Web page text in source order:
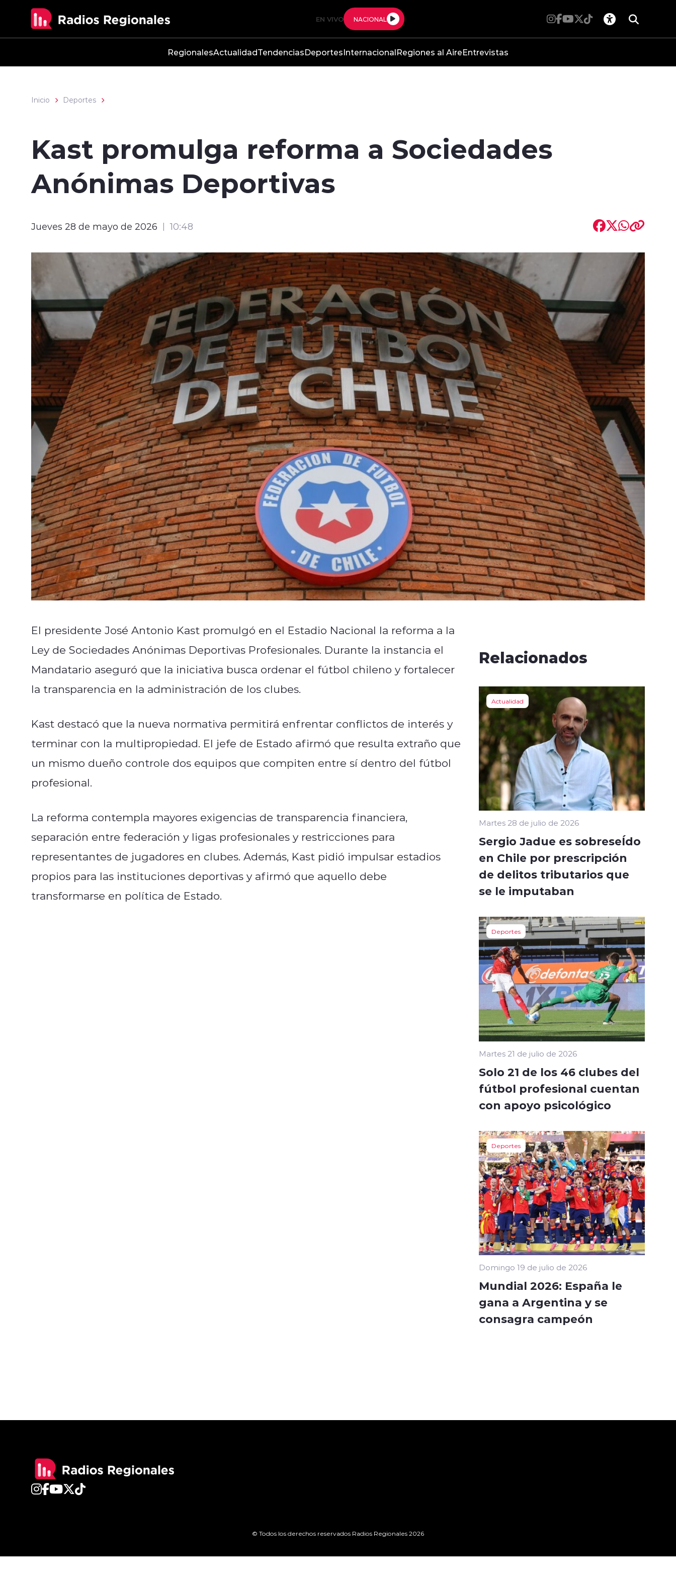
EN VIVO NACIONAL
RegionalesActualidadTendenciasDeportesInternacionalRegiones al AireEntrevistas
Inicio Deportes
Kast promulga reforma a Sociedades
Anónimas Deportivas
Jueves 28 de mayo de 2026 10:48
El presidente José Antonio Kast promulgó en el Estadio Nacional la reforma a la
Ley de Sociedades Anónimas Deportivas Profesionales. Durante la instancia el
Mandatario aseguró que la iniciativa busca ordenar el fútbol chileno y fortalecer
la transparencia en la administración de los clubes.
Kast destacó que la nueva normativa permitirá enfrentar conflictos de interés y
terminar con la multipropiedad. El jefe de Estado afirmó que resulta extraño que
un mismo dueño controle dos equipos que compiten entre sí dentro del fútbol
profesional.
La reforma contempla mayores exigencias de transparencia financiera,
separación entre federación y ligas profesionales y restricciones para
representantes de jugadores en clubes. Además, Kast pidió impulsar estadios
propios para las instituciones deportivas y afirmó que aquello debe
transformarse en política de Estado.
Relacionados
Actualidad
Martes 28 de julio de 2026
Sergio Jadue es sobreseÍdo
en Chile por prescripción
de delitos tributarios que
se le imputaban
Deportes
Martes 21 de julio de 2026
Solo 21 de los 46 clubes del
fútbol profesional cuentan
con apoyo psicológico
Deportes
Domingo 19 de julio de 2026
Mundial 2026: España le
gana a Argentina y se
consagra campeón
© Todos los derechos reservados Radios Regionales 2026